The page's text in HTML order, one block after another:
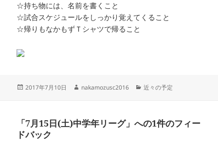
☆持ち物には、名前を書くこと
☆試合スケジュールをしっかり覚えてくること
☆帰りもなかもずＴシャツで帰ること
投
2017年7月10日
作
nakamozusc2016
カ
ー
近々の予定
「7月15日(土)中学年リーグ」への1件のフィー
ドバック